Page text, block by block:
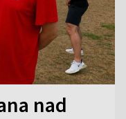
nad